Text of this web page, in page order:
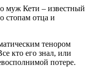
муж Кети – известный
стопам отца и
тенором
кто его знал, или
потере.